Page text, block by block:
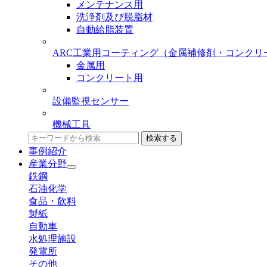
メンテナンス用
洗浄剤及び脱脂材
自動給脂装置
ARC工業用コーティング （金属補修剤・コンクリ
金属用
コンクリート用
設備監視センサー
機械工具
検索する
事例紹介
産業分野
鉄鋼
石油化学
食品・飲料
製紙
自動車
水処理施設
発電所
その他